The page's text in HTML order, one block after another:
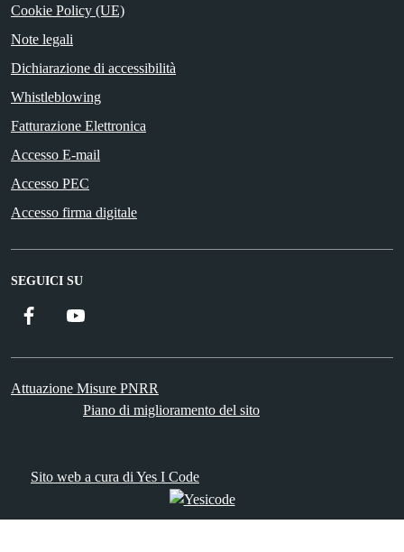
Cookie Policy (UE)
Note legali
Dichiarazione di accessibilità
Whistleblowing
Fatturazione Elettronica
Accesso E-mail
Accesso PEC
Accesso firma digitale
SEGUICI SU
Facebook
Attuazione Misure PNRR
Piano di miglioramento del sito
Sito web a cura di Yes I Code